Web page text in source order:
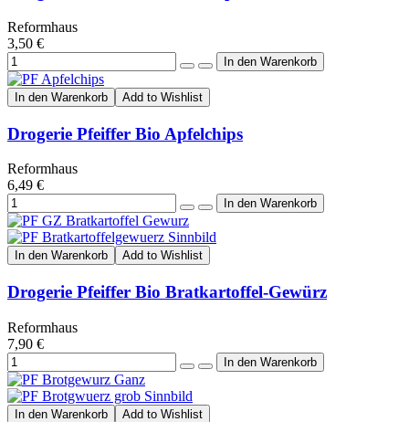
Reformhaus
3,50 €
In den Warenkorb Add to Wishlist
Drogerie Pfeiffer Bio Apfelchips
Reformhaus
6,49 €
In den Warenkorb Add to Wishlist
Drogerie Pfeiffer Bio Bratkartoffel-Gewürz
Reformhaus
7,90 €
In den Warenkorb Add to Wishlist